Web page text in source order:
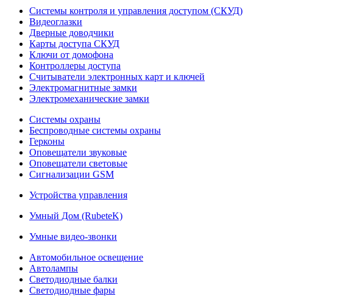
Системы контроля и управления доступом (СКУД)
Видеоглазки
Дверные доводчики
Карты доступа СКУД
Ключи от домофона
Контроллеры доступа
Считыватели электронных карт и ключей
Электромагнитные замки
Электромеханические замки
Системы охраны
Беспроводные системы охраны
Герконы
Оповещатели звуковые
Оповещатели световые
Сигнализации GSM
Устройства управления
Умный Дом (RubeteK)
Умные видео-звонки
Автомобильное освещение
Автолампы
Светодиодные балки
Светодиодные фары